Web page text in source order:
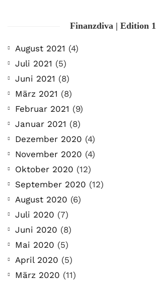
Finanzdiva | Edition 1
August 2021 (4)
Juli 2021 (5)
Juni 2021 (8)
März 2021 (8)
Februar 2021 (9)
Januar 2021 (8)
Dezember 2020 (4)
November 2020 (4)
Oktober 2020 (12)
September 2020 (12)
August 2020 (6)
Juli 2020 (7)
Juni 2020 (8)
Mai 2020 (5)
April 2020 (5)
März 2020 (11)